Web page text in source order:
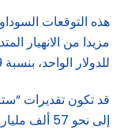
هذه التوقعات
للدولار الواحد، بنسبة 51.9%، وصولا إلى عام 2027 حيث توقع التقرير ارتفاعا كبيراً يصل فيه سعر صرف الدولار إلى حدود 152 ألف ليرة بزيادة 69.8%.
قد تكون تقديرات
إلى نحو